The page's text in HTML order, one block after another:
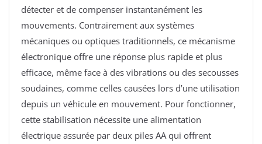
détecter et de compenser instantanément les
mouvements. Contrairement aux systèmes
mécaniques ou optiques traditionnels, ce mécanisme
électronique offre une réponse plus rapide et plus
efficace, même face à des vibrations ou des secousses
soudaines, comme celles causées lors d’une utilisation
depuis un véhicule en mouvement. Pour fonctionner,
cette stabilisation nécessite une alimentation
électrique assurée par deux piles AA qui offrent